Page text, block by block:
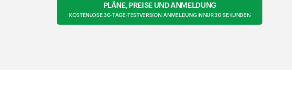
PLÄNE, PREISE UND ANMELDUNG
KOSTENLOSE 30-TAGE-TESTVERSION, ANMELDUNG IN NUR 30 SEKUNDEN